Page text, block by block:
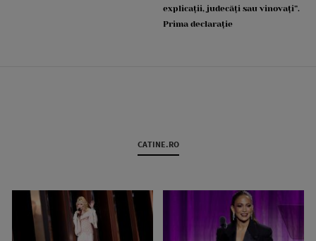
explicații, judecăți sau vinovați”.
Prima declarație
CATINE.RO